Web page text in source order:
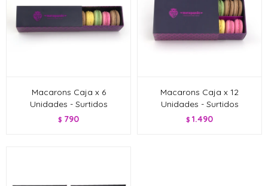
Macarons Caja x 6
Unidades - Surtidos
$ 790
Macarons Caja x 12
Unidades - Surtidos
$ 1.490